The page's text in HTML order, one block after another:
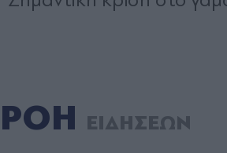
ΡΟΗ ΕΙΔΗΣΕΩΝ